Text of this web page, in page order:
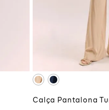
Calça Pantalona